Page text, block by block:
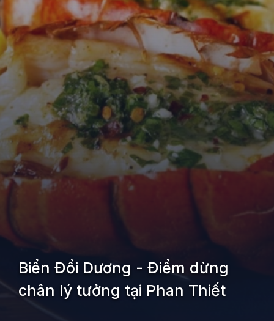
Biển Đồi Dương - Điểm dừng
chân lý tưởng tại Phan Thiết